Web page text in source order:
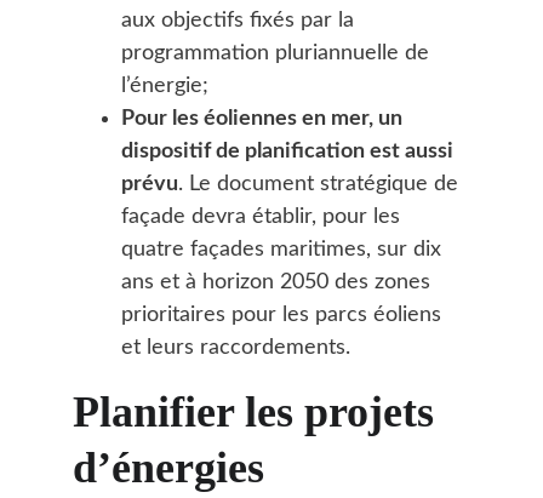
aux objectifs fixés par la
programmation pluriannuelle de
l’énergie;
Pour les éoliennes en mer, un
dispositif de planification est aussi
prévu. Le document stratégique de
façade devra établir, pour les
quatre façades maritimes, sur dix
ans et à horizon 2050 des zones
prioritaires pour les parcs éoliens
et leurs raccordements.
Planifier les projets
d’énergies